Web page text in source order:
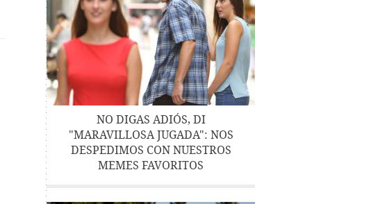
NO DIGAS ADIÓS, DI
"MARAVILLOSA JUGADA": NOS
DESPEDIMOS CON NUESTROS
MEMES FAVORITOS